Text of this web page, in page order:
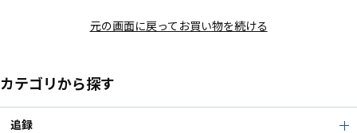
元の画面に戻ってお買い物を続ける
カテゴリから探す
追録